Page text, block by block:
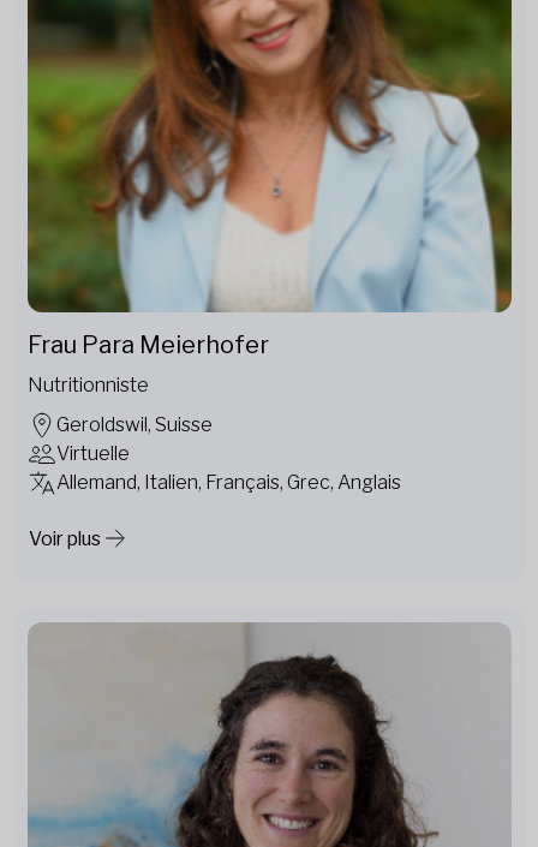
Frau Para Meierhofer
Nutritionniste
Geroldswil, Suisse
Virtuelle
Allemand, Italien, Français, Grec, Anglais
Voir plus